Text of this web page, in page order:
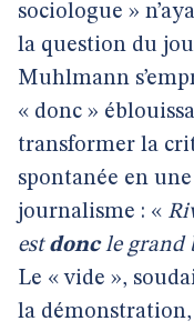
sociologue »
la question du
Muhlmann
« donc »
transformer la
spontanée en
journalisme : «
est donc le grand
Le « vide »,
la